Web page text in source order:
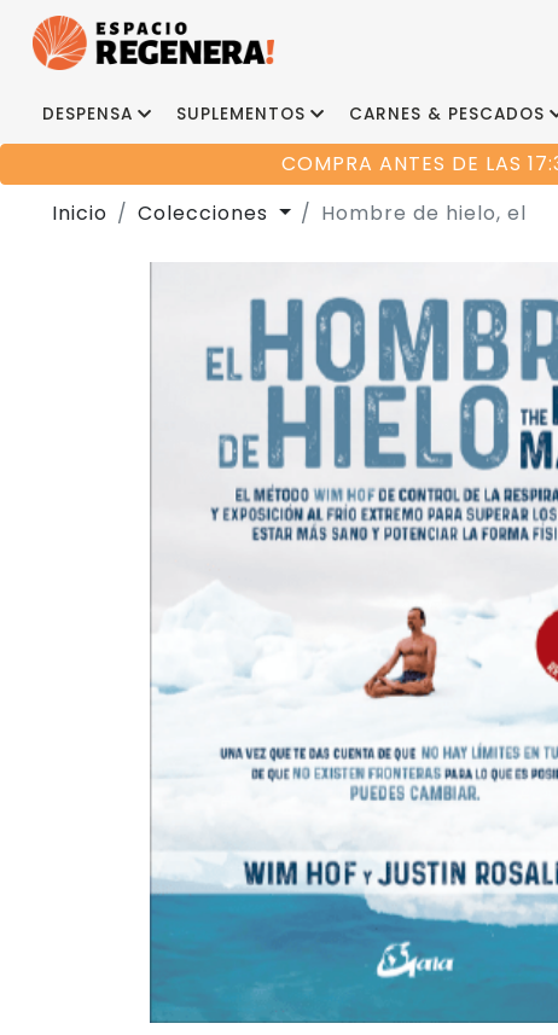
DESPENSA SUPLEMENTOS CARNES & PESCADOS
COMPRA ANTES DE LAS
Inicio Colecciones Hombre de hielo, el